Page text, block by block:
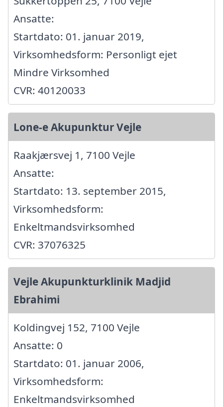
Ansatte:
Startdato: 01. januar 2019,
Virksomhedsform: Personligt ejet
Mindre Virksomhed
CVR: 40120033
Lone-e Akupunktur Vejle
Raakjærsvej 1, 7100 Vejle
Ansatte:
Startdato: 13. september 2015,
Virksomhedsform:
Enkeltmandsvirksomhed
CVR: 37076325
Vejle Akupunkturklinik Madjid
Ebrahimi
Koldingvej 152, 7100 Vejle
Ansatte: 0
Startdato: 01. januar 2006,
Virksomhedsform:
Enkeltmandsvirksomhed